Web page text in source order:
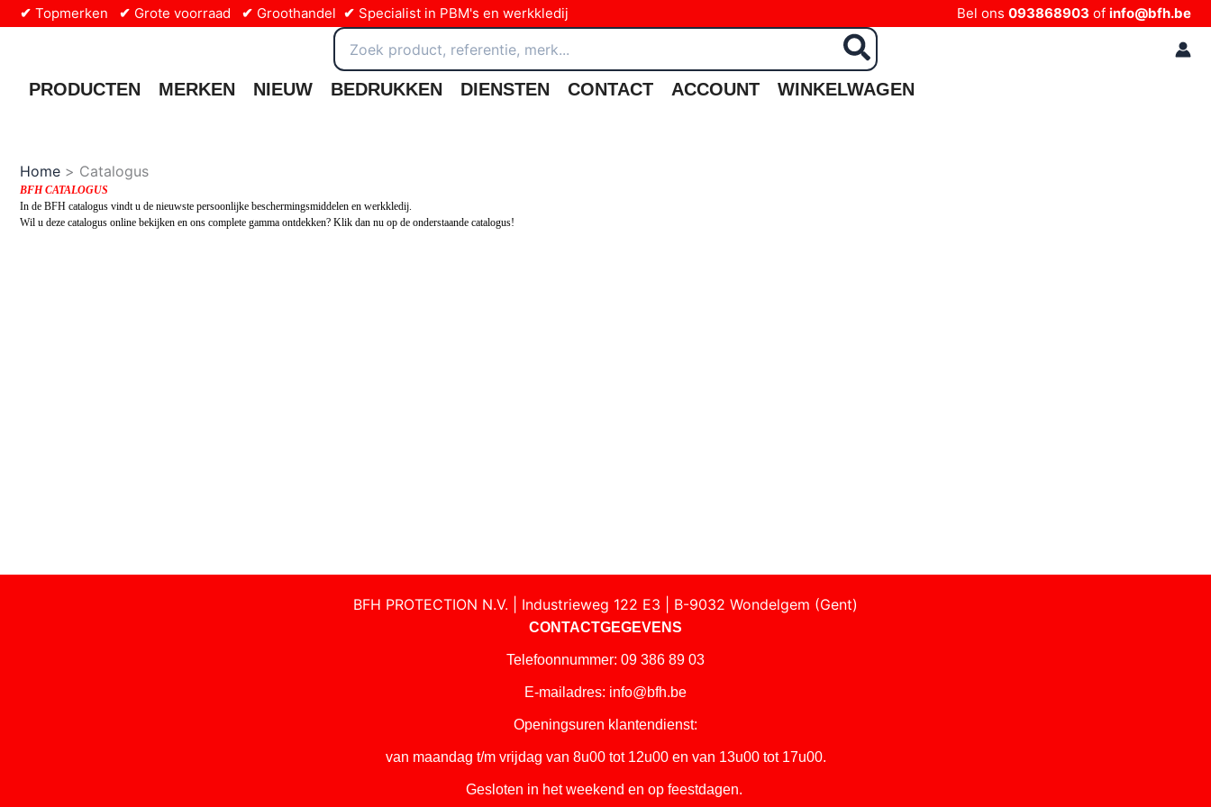
inhoud
✔ Topmerken ✔ Grote voorraad ✔ Groothandel ✔ Specialist in PBM's en werkkledij Bel ons 093868903 of info@bfh.be
Zoeken
naar:
PRODUCTEN MERKEN NIEUW BEDRUKKEN DIENSTEN CONTACT ACCOUNT WINKELWAGEN
Home Catalogus
BFH CATALOGUS
In de BFH catalogus vindt u de nieuwste persoonlijke beschermingsmiddelen en werkkledij.
Wil u deze catalogus online bekijken en ons complete gamma ontdekken? Klik dan nu op de onderstaande catalogus!
BFH PROTECTION N.V. | Industrieweg 122 E3 | B-9032 Wondelgem (Gent)
CONTACTGEGEVENS
Telefoonnummer: 09 386 89 03
E-mailadres: info@bfh.be
Openingsuren klantendienst:
van maandag t/m vrijdag van 8u00 tot 12u00 en van 13u00 tot 17u00.
Gesloten in het weekend en op feestdagen.